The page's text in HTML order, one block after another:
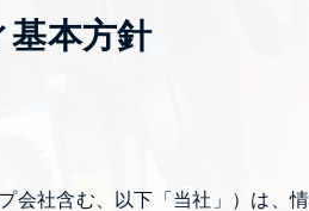
本方針
会社含む、以下「当社」）は、